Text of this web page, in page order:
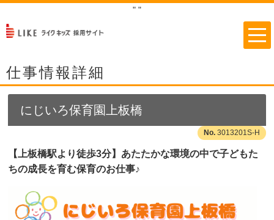
" "
仕事情報詳細
にじいろ保育園上板橋
3013201S-H
【上板橋駅より徒歩3分】あたたかな環境の中で子どもた
ちの成長を育む保育のお仕事♪